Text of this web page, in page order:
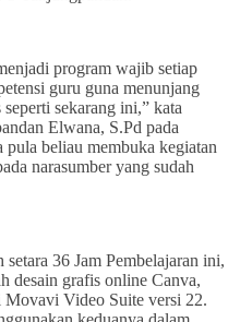
program wajib setiap
guru guna menunjang
sekarang ini,” kata
Elwana, S.Pd pada
beliau membuka kegiatan
narasumber yang sudah
36 Jam Pembelajaran ini,
desain grafis online Canva,
Movavi Video Suite versi 22.